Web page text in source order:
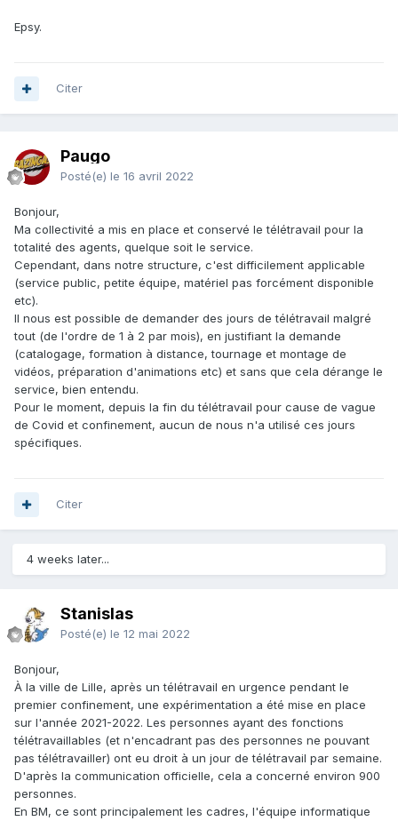
Epsy.
Citer
Paugo
Posté(e) le 16 avril 2022
Bonjour,
Ma collectivité a mis en place et conservé le télétravail pour la
totalité des agents, quelque soit le service.
Cependant, dans notre structure, c'est difficilement applicable
(service public, petite équipe, matériel pas forcément disponible
etc).
Il nous est possible de demander des jours de télétravail malgré
tout (de l'ordre de 1 à 2 par mois), en justifiant la demande
(catalogage, formation à distance, tournage et montage de
vidéos, préparation d'animations etc) et sans que cela dérange le
service, bien entendu.
Pour le moment, depuis la fin du télétravail pour cause de vague
de Covid et confinement, aucun de nous n'a utilisé ces jours
spécifiques.
Citer
4 weeks later...
Stanislas
Posté(e) le 12 mai 2022
Bonjour,
À la ville de Lille, après un télétravail en urgence pendant le
premier confinement, une expérimentation a été mise en place
sur l'année 2021-2022. Les personnes ayant des fonctions
télétravaillables (et n'encadrant pas des personnes ne pouvant
pas télétravailler) ont eu droit à un jour de télétravail par semaine.
D'après la communication officielle, cela a concerné environ 900
personnes.
En BM, ce sont principalement les cadres, l'équipe informatique